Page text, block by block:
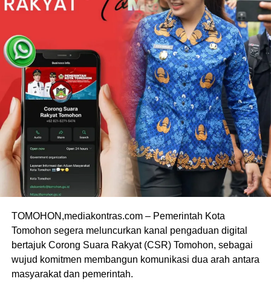
TOMOHON,mediakontras.com – Pemerintah Kota
Tomohon segera meluncurkan kanal pengaduan digital
bertajuk Corong Suara Rakyat (CSR) Tomohon, sebagai
wujud komitmen membangun komunikasi dua arah antara
masyarakat dan pemerintah.